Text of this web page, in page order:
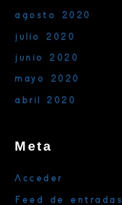
agosto 2020
julio 2020
junio 2020
mayo 2020
abril 2020
Meta
Acceder
Feed de entradas